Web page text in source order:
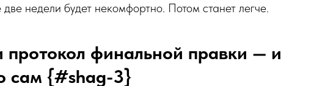
недели будет некомфортно. Потом станет легче.
финальной правки — и
сам {#shag-3}